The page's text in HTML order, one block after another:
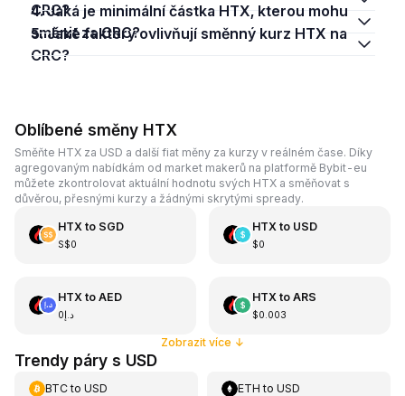
CRC?
4. Jaká je minimální částka HTX, kterou mohu
směnit za CRC?
5. Jaké faktory ovlivňují směnný kurz HTX na
CRC?
Oblíbené směny HTX
Směňte HTX za USD a další fiat měny za kurzy v reálném čase. Díky
agregovaným nabídkám od market makerů na platformě Bybit-eu
můžete zkontrolovat aktuální hodnotu svých HTX a směňovat s
důvěrou, přesnými kurzy a žádnými skrytými spready.
HTX to SGD
S$0
HTX to USD
$0
HTX to AED
د.إ0
HTX to ARS
$0.003
Zobrazit více ↓
Trendy páry s USD
BTCto USD ETH toUSD